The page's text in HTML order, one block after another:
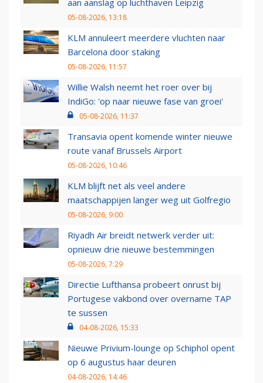
aan aanslag op luchthaven Leipzig
05-08-2026, 13:18
KLM annuleert meerdere vluchten naar
Barcelona door staking
05-08-2026, 11:57
Willie Walsh neemt het roer over bij
IndiGo: 'op naar nieuwe fase van groei'
05-08-2026, 11:37
Transavia opent komende winter nieuwe
route vanaf Brussels Airport
05-08-2026, 10:46
KLM blijft net als veel andere
maatschappijen langer weg uit Golfregio
05-08-2026, 9:00
Riyadh Air breidt netwerk verder uit:
opnieuw drie nieuwe bestemmingen
05-08-2026, 7:29
Directie Lufthansa probeert onrust bij
Portugese vakbond over overname TAP
te sussen
04-08-2026, 15:33
Nieuwe Privium-lounge op Schiphol opent
op 6 augustus haar deuren
04-08-2026, 14:46